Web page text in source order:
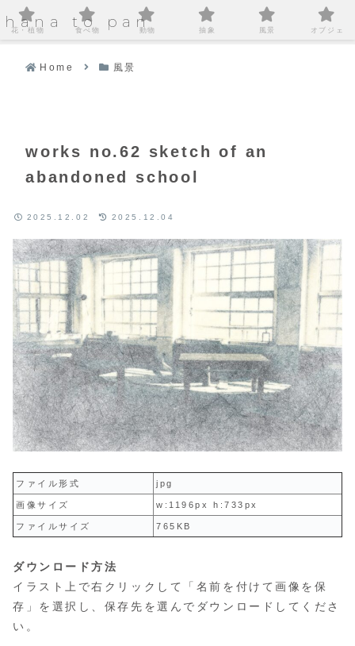
hana to pan
Home 風景
works no.62 sketch of an
abandoned school
2025.12.02 2025.12.04
ファイル形式 jpg
画像サイズ w:1196px h:733px
ファイルサイズ 765KB
ダウンロード方法
イラスト上で右クリックして「名前を付けて画像を保
存」を選択し、保存先を選んでダウンロードしてくださ
い。
花・植物 食べ物 動物 抽象 風景 オブジェ